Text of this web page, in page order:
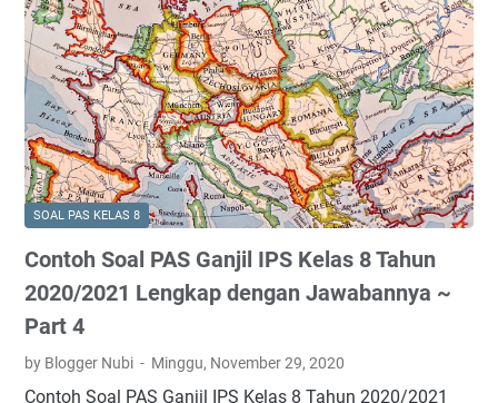
y
a
~
P
a
r
t
3
e
n
g
k
a
p
d
e
n
g
n
J
a
e
l
a
s
8
T
a
h
u
n
2
2
0
o
h
S
o
a
l
E
s
s
a
y
S
G
SOAL PAS KELAS 8
Contoh Soal PAS Ganjil IPS Kelas 8 Tahun
2020/2021 Lengkap dengan Jawabannya ~
Part 4
by Blogger Nubi Minggu, November 29, 2020
Contoh Soal PAS Ganjil IPS Kelas 8 Tahun 2020/2021